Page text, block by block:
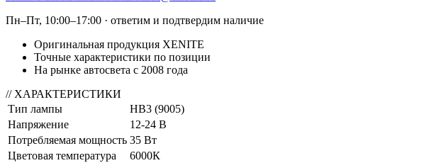
Пн–Пт, 10:00–17:00 · ответим и подтвердим наличие
Оригинальная продукция XENITE
Точные характеристики по позиции
На рынке автосвета с 2008 года
// ХАРАКТЕРИСТИКИ
Тип лампы
HB3 (9005)
Напряжение
12-24 В
Потребляемая мощность 35 Вт
Цветовая температура
6000К